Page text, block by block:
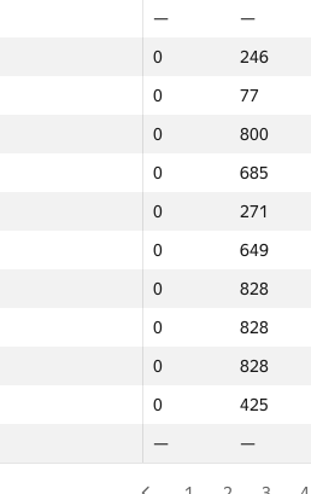
—
—
0
246
0
77
0
800
0
685
0
271
0
649
0
828
0
828
0
828
0
425
— —
—
—
0
246
0
77
0
800
0
685
0
271
0
649
0
828
0
828
0
828
0
425
— —